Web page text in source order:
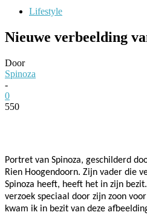
Lifestyle
Nieuwe verbeelding
Door
Spinoza
-
0
550
Portret van Spinoza, geschilderd
Rien Hoogendoorn. Zijn vader die
Spinoza heeft, heeft het in zijn
verzoek speciaal door zijn zoon
kwam ik in bezit van deze